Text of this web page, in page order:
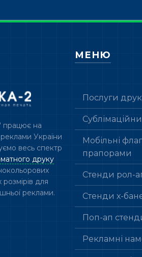
працює на
реклами України
весь спектр
друку
для
реклами.
МЕНЮ
Послуги
Мобільні
прапорами
Стенди рол-
Стенди х-
Поп-ап
Рекламні